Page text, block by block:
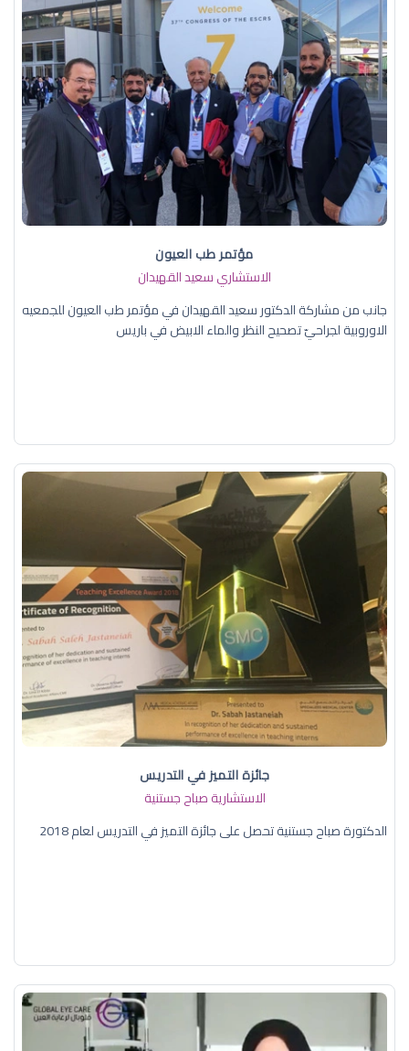
مؤتمر طب العيون
الاستشاري سعيد القهيدان
جانب من مشاركة الدكتور سعيد القهيدان في مؤتمر طب العيون للجمعيه
الاوروبية لجراحيّ تصحيح النظر والماء الابيض في باريس
جائزة التميز في التدريس
الاستشارية صباح جستنية
الدكتورة صباح جستنية تحصل على جائزة التميز في التدريس لعام 2018